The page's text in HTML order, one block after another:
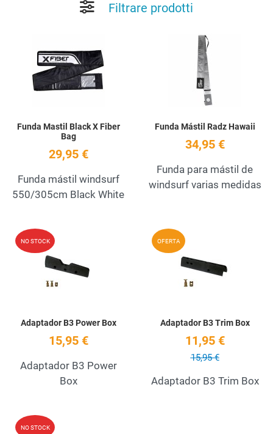
Filtrare prodotti
Add to Wishlist
Funda Mastil Black X Fiber
Bag
29,95 €
Funda mástil windsurf
550/305cm Black White
Funda Mástil Radz Hawaii
34,95 €
Funda para mástil de
windsurf varias medidas
NO STOCK Add to Wishlist
Quick View
Adaptador B3 Power Box
15,95 €
Adaptador B3 Power
Box
OFERTA
Adaptador B3 Trim Box
11,95 €
15,95 €
Adaptador B3 Trim Box
NO STOCK